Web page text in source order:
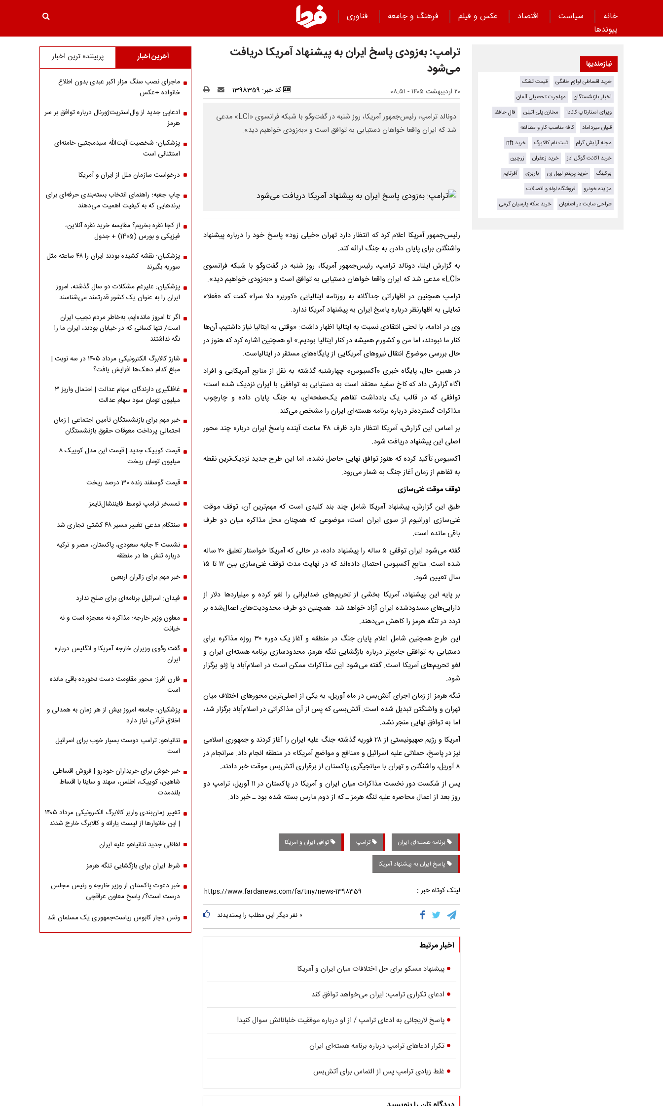
خانه سیاست اقتصاد عکس و فیلم فرهنگ و جامعه
فناوری
پیوند‌ها
ترامپ: به‌زودی پاسخ ایران به پیشنهاد آمریکا دریافت
می‌شود
۲۰ اردیبهشت ۱۴۰۵ - ۰۸:۵۱ کد خبر: 1398359
دونالد ترامپ، رئیس‌جمهور آمریکا، روز شنبه در گفت‌وگو با شبکه فرانسوی «LCI» مدعی
شد که ایران واقعا خواهان دستیابی به توافق است و «به‌زودی خواهیم دید».
رئیس‌جمهور آمریکا اعلام کرد که انتظار دارد تهران «خیلی زود» پاسخ خود را درباره پیشنهاد
واشنگتن برای پایان دادن به جنگ ارائه کند.
به گزارش ایلنا، دونالد ترامپ، رئیس‌جمهور آمریکا، روز شنبه در گفت‌وگو با شبکه فرانسوی
«LCI» مدعی شد که ایران واقعا خواهان دستیابی به توافق است و «به‌زودی خواهیم دید».
ترامپ همچنین در اظهاراتی جداگانه به روزنامه ایتالیایی «کوریره دلا سرا» گفت که «فعلا»
تمایلی به اظهارنظر درباره پاسخ ایران به پیشنهاد آمریکا ندارد.
وی در ادامه، با لحنی انتقادی نسبت به ایتالیا اظهار داشت: «وقتی به ایتالیا نیاز داشتیم، آن‌ها
کنار ما نبودند، اما من و کشورم همیشه در کنار ایتالیا بودیم.» او همچنین اشاره کرد که هنوز در
حال بررسی موضوع انتقال نیروهای آمریکایی از پایگاه‌های مستقر در ایتالیاست.
در همین حال، پایگاه خبری «آکسیوس» چهارشنبه گذشته به نقل از منابع آمریکایی و افراد
آگاه گزارش داد که کاخ سفید معتقد است به دستیابی به توافقی با ایران نزدیک شده است؛
توافقی که در قالب یک یادداشت تفاهم یک‌صفحه‌ای، به جنگ پایان داده و چارچوب
مذاکرات گسترده‌تر درباره برنامه هسته‌ای ایران را مشخص می‌کند.
بر اساس این گزارش، آمریکا انتظار دارد ظرف ۴۸ ساعت آینده پاسخ ایران درباره چند محور
اصلی این پیشنهاد دریافت شود.
آکسیوس تأکید کرده که هنوز توافق نهایی حاصل نشده، اما این طرح جدید نزدیک‌ترین نقطه
به تفاهم از زمان آغاز جنگ به شمار می‌رود.
توقف موقت غنی‌سازی
طبق این گزارش، پیشنهاد آمریکا شامل چند بند کلیدی است که مهم‌ترین آن، توقف موقت
غنی‌سازی اورانیوم از سوی ایران است؛ موضوعی که همچنان محل مذاکره میان دو طرف
باقی مانده است.
گفته می‌شود ایران توقفی ۵ ساله را پیشنهاد داده، در حالی که آمریکا خواستار تعلیق ۲۰ ساله
شده است. منابع آکسیوس احتمال داده‌اند که در نهایت مدت توقف غنی‌سازی بین ۱۲ تا ۱۵
سال تعیین شود.
بر پایه این پیشنهاد، آمریکا بخشی از تحریم‌های ضدایرانی را لغو کرده و میلیاردها دلار از
دارایی‌های مسدودشده ایران آزاد خواهد شد. همچنین دو طرف محدودیت‌های اعمال‌شده بر
تردد در تنگه هرمز را کاهش می‌دهند.
این طرح همچنین شامل اعلام پایان جنگ در منطقه و آغاز یک دوره ۳۰ روزه مذاکره برای
دستیابی به توافقی جامع‌تر درباره بازگشایی تنگه هرمز، محدودسازی برنامه هسته‌ای ایران و
لغو تحریم‌های آمریکا است. گفته می‌شود این مذاکرات ممکن است در اسلام‌آباد یا ژنو برگزار
شود.
تنگه هرمز از زمان اجرای آتش‌بس در ماه آوریل، به یکی از اصلی‌ترین محورهای اختلاف میان
تهران و واشنگتن تبدیل شده است. آتش‌بسی که پس از آن مذاکراتی در اسلام‌آباد برگزار شد،
اما به توافق نهایی منجر نشد.
آمریکا و رژیم صهیونیستی از ۲۸ فوریه گذشته جنگ علیه ایران را آغاز کردند و جمهوری اسلامی
نیز در پاسخ، حملاتی علیه اسرائیل و «منافع و مواضع آمریکا» در منطقه انجام داد. سرانجام در
۸ آوریل، واشنگتن و تهران با میانجیگری پاکستان از برقراری آتش‌بس موقت خبر دادند.
پس از شکست دور نخست مذاکرات میان ایران و آمریکا در پاکستان در ۱۱ آوریل، ترامپ دو
روز بعد از اعمال محاصره علیه تنگه هرمز ـ که از دوم مارس بسته شده بود ـ خبر داد.
برنامه هسته‌ای ایران ترامپ توافق ایران و امریکا
پاسخ ایران به پیشنهاد آمریکا
لینک کوتاه خبر :
۰ نفر دیگر این مطلب را پسندیدند
اخبار مرتبط
پیشنهاد مسکو برای حل اختلافات میان ایران و آمریکا
ادعای تکراری ترامپ: ایران می‌خواهد توافق کند
پاسخ لاریجانی به ادعای ترامپ / از او درباره موفقیت خلبانانش سوال کنید!
تکرار ادعاهای ترامپ درباره برنامه هسته‌ای ایران
غلط زیادی ترامپ پس از التماس برای آتش‌بس
نیازمندیها
خرید اقساطی لوازم خانگی
قیمت تشک
اخبار بازنشستگان
مهاجرت تحصیلی آلمان
ویزای استارتاپ کانادا
مخازن پلی اتیلن
فال حافظ
قلیان میرداماد
کافه مناسب کار و مطالعه
مجله آرایش گرام
ثبت نام کالابرگ
خرید nft
خرید اکانت گوگل ادز
خرید زعفران
زرچین
بوکینگ
خرید پرینتر لیبل زن باربری
آفرتایم
مزایده خودرو
فروشگاه لوله و اتصالات
طراحی سایت در اصفهان
خرید سکه پارسیان گرمی
آخرین اخبار پربیننده ترین اخبار
ماجرای نصب سنگ مزار اکبر عبدی بدون اطلاع
خانواده +عکس
ادعایی جدید از وال‌استریت‌ژورنال درباره توافق بر سر
هرمز
پزشکیان: شخصیت آیت‌الله سیدمجتبی خامنه‌ای
استثنائی است
درخواست سازمان ملل از ایران و آمریکا
چاپ جعبه؛ راهنمای انتخاب بسته‌بندی حرفه‌ای برای
برندهایی که به کیفیت اهمیت می‌دهند
از کجا نقره بخریم؟ مقایسه خرید نقره آنلاین،
فیزیکی و بورس (1405) + جدول
پزشکیان: نقشه کشیده بودند ایران را ۴۸ ساعته مثل
سوریه بگیرند
پزشکیان: علیرغم مشکلات دو سال گذشته، امروز
ایران را به عنوان یک کشور قدرتمند می‌شناسند
اگر تا امروز مانده‌ایم، به‌خاطر مردم نجیب ایران
است/ تنها کسانی که در خیابان بودند، ایران ما را
نگه نداشتند
شارژ کالابرگ الکترونیکی مرداد ۱۴۰۵ در سه نوبت |
مبلغ کدام دهک‌ها افزایش یافت؟
غافلگیری دارندگان سهام عدالت | احتمال واریز ۳
میلیون تومان سود سهام عدالت
خبر مهم برای بازنشستگان تأمین اجتماعی | زمان
احتمالی پرداخت معوقات حقوق بازنشستگان
قیمت کوییک جدید | قیمت این مدل کوییک ۸
میلیون تومان ریخت
قیمت گوسفند زنده 30 درصد ریخت
تمسخر ترامپ توسط فایننشال‌تایمز
سنتکام مدعی تغییر مسیر ۴۸ کشتی تجاری شد
نشست 4 جانبه سعودی، پاکستان، مصر و ترکیه
درباره تنش ها در منطقه
خبر مهم برای زائران اربعین
فیدان: اسرائیل برنامه‌ای برای صلح ندارد
معاون وزیر خارجه: مذاکره نه معجزه است و نه
خیانت
گفت وگوی وزیران خارجه آمریکا و انگلیس درباره
ایران
فارن افرز: محور مقاومت دست نخورده باقی مانده
است
پزشکیان: جامعه امروز بیش از هر زمان به همدلی و
اخلاق قرآنی نیاز دارد
نتانیاهو: ترامپ دوست بسیار خوب برای اسرائیل
است
خبر خوش برای خریداران خودرو | فروش اقساطی
شاهین، کوییک، اطلس، سهند و ساینا با اقساط
بلندمدت
تغییر زمان‌بندی واریز کالابرگ الکترونیکی مرداد ۱۴۰۵
| این خانوارها از لیست یارانه و کالابرگ خارج شدند
لفاظی جدید نتانیاهو علیه ایران
شرط ایران برای بازگشایی تنگه هرمز
خبر دعوت پاکستان از وزیر خارجه و رئیس مجلس
درست است؟/ پاسخ معاون عراقچی
ونس دچار کابوس ریاست‌جمهوری یک مسلمان شد